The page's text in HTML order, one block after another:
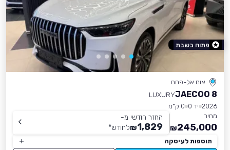
אום אל-פחם
JAECOO 8
LUXURY
2026 יד 0
0 ק״מ
מחיר
245,000
₪
החזר חודשי מ-
1,829
₪לחודש*
תוספות לעיסקה
פתוח בשבת